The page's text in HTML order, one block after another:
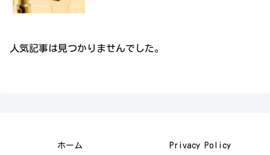
人気記事は見つかりませんでした。
ホーム Privacy Policy